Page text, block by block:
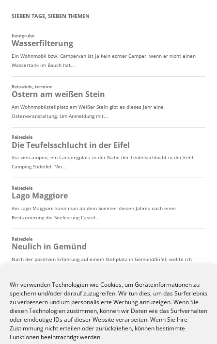
Wir verwenden Technologien wie Cookies, um Geräteinformationen zu
speichern und/oder darauf zuzugreifen. Wir tun dies, um das Surferlebnis
zu verbessern und um personalisierte Werbung anzuzeigen. Wenn Sie
diesen Technologien zustimmen, können wir Daten wie das Surfverhalten
oder eindeutige IDs auf dieser Website verarbeiten. Wenn Sie Ihre
Zustimmung nicht erteilen oder zurückziehen, können bestimmte
Funktionen beeinträchtigt werden.
SIEBEN TAGE, SIEBEN THEMEN